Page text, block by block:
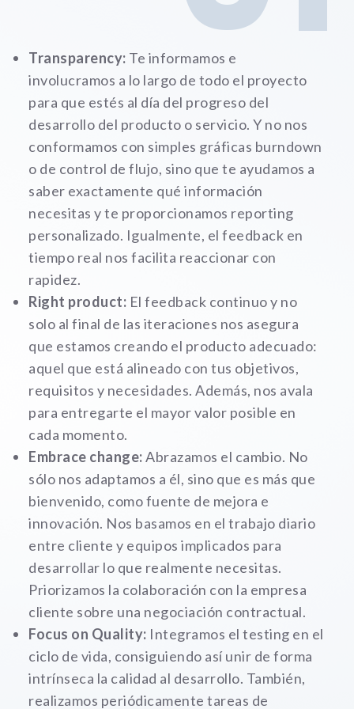
Transparency: Te informamos e
involucramos a lo largo de todo el proyecto
para que estés al día del progreso del
desarrollo del producto o servicio. Y no nos
conformamos con simples gráficas burndown
o de control de flujo, sino que te ayudamos a
saber exactamente qué información
necesitas y te proporcionamos reporting
personalizado. Igualmente, el feedback en
tiempo real nos facilita reaccionar con
rapidez.
Right product: El feedback continuo y no
solo al final de las iteraciones nos asegura
que estamos creando el producto adecuado:
aquel que está alineado con tus objetivos,
requisitos y necesidades. Además, nos avala
para entregarte el mayor valor posible en
cada momento.
Embrace change:Abrazamos el cambio. No
sólo nos adaptamos a él, sino que es más que
bienvenido, como fuente de mejora e
innovación. Nos basamos en el trabajo diario
entre cliente y equipos implicados para
desarrollar lo que realmente necesitas.
Priorizamos la colaboración con la empresa
cliente sobre una negociación contractual.
Focus on Quality: Integramos el testing en el
ciclo de vida, consiguiendo así unir de forma
intrínseca la calidad al desarrollo. También,
realizamos periódicamente tareas de
Para que
nuestra web
funcione lo
mejor posible
durante tu
visita. Si
rechazas estas
cookies,
algunas
funcionalidades
no se
mostrarán en
la web.
Al compartir tus
intereses y
mientras visitas
nuestra web,
aumentas la
posibilidad de
personalizados.
NID